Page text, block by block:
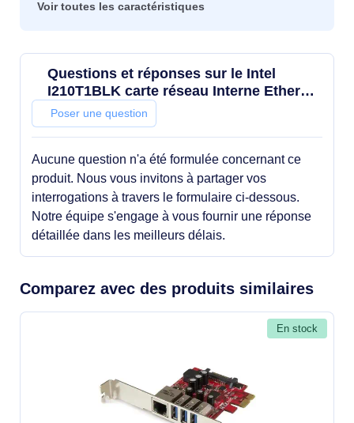
Voir toutes les caractéristiques
Questions et réponses sur le Intel
I210T1BLK carte réseau Interne Ethernet
1000 Mbit/s
Poser une question
Aucune question n'a été formulée concernant ce
produit. Nous vous invitons à partager vos
interrogations à travers le formulaire ci-dessous.
Notre équipe s'engage à vous fournir une réponse
détaillée dans les meilleurs délais.
Comparez avec des produits similaires
En stock